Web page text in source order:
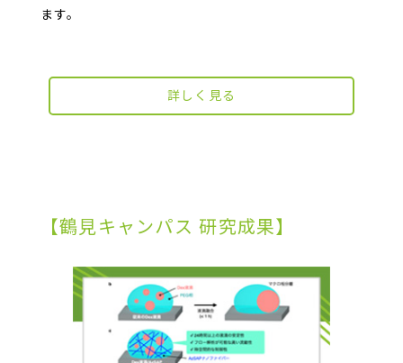
ます。
詳しく見る
【鶴見キャンパス 研究成果】